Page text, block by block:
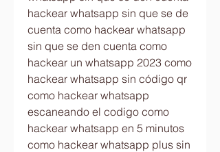
hackear whatsapp sin que se de
cuenta como hackear whatsapp
sin que se den cuenta como
hackear un whatsapp 2023 como
hackear whatsapp sin código qr
como hackear whatsapp
escaneando el codigo como
hackear whatsapp en 5 minutos
como hackear whatsapp plus sin